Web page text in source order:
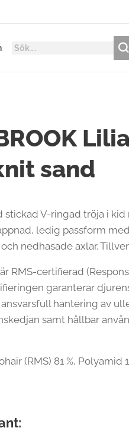
sand
stickad V-ringad tröja i kid
ledig passform
nedhasade axlar.
RMS-certifierad
garanterar
hantering av
samt hållbar
(RMS) 81 %, Polyamid